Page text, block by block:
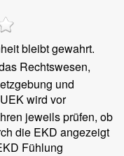
bleibt gewahrt.
Rechtswesen,
und
wird vor
jeweils prüfen, ob
die EKD angezeigt
Fühlung